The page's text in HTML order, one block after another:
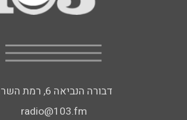
דבורה הנביאה 6, רמת השרון
radio@103.fm